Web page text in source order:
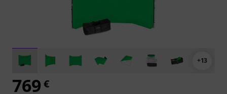
+13
769 €